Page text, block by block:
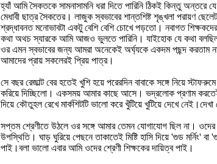
হ্যাঁ আমি সৈকতকে সামনাসামনি ধরা দিতে পারিনি ঠিকই কিন্তু
মেধাবী ছাত্র সৈকতের। লাজুক স্বভাবের শান্তশিষ্ট শৃঙ্খলা পরায়ণ
শ্রদ্ধাবনত মনোভাবটা একটু বেশি বেশি চোখে পড়তো। নবাগত
কথা অথচ স্যারকে আমি আজও ভুলতে পারিনি। যাইহোক যে কথা
ওর এমন স্বভাবের জন্য আমরা অনেকেই অর্ঘ্যকে একদম পছন্দ করতাম
আমাদের প্রায় সকলেরই প্রিয় পাত্র।
সে বছর রেজাল্ট বের হতেই খুশি হয়ে পরেরদিন বাবাকে সঙ্গে নিয়ে
করিয়ে দিচ্ছিলো। একসময় আমার কাছে আসে। ভদ্রলোক প্রণাম
দিয়ে কৌতুহল রেখে মার্কশিটটি ভালো করে খুঁটিয়ে খুটিয়ে দেখে
সপ্তম শ্রেণীতে উঠলে ওর সঙ্গে আমার তেমন যোগাযোগ ছিল না। ওদের
উপস্থিতি। ঘাড় ঘুরিয়ে পেছনে তাকাতেই মিষ্টি হাসি দিয়ে 'গুড
পাই।বলা ভালো এবার আমি ওদের শ্রেণী শিক্ষকের দায়িত্ব পাই।